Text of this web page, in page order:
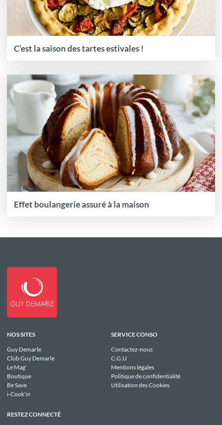
C’est la saison des tartes estivales !
Effet boulangerie assuré à la maison
NOS SITES
Guy Demarle
Club Guy Demarle
Le Mag'
Boutique
Be Save
i-Cook'in
SERVICE CONSO
Contactez-nous
C.G.U
Mentions légales
Politique de confidentialité
Utilisation des Cookies
RESTEZ CONNECTÉ